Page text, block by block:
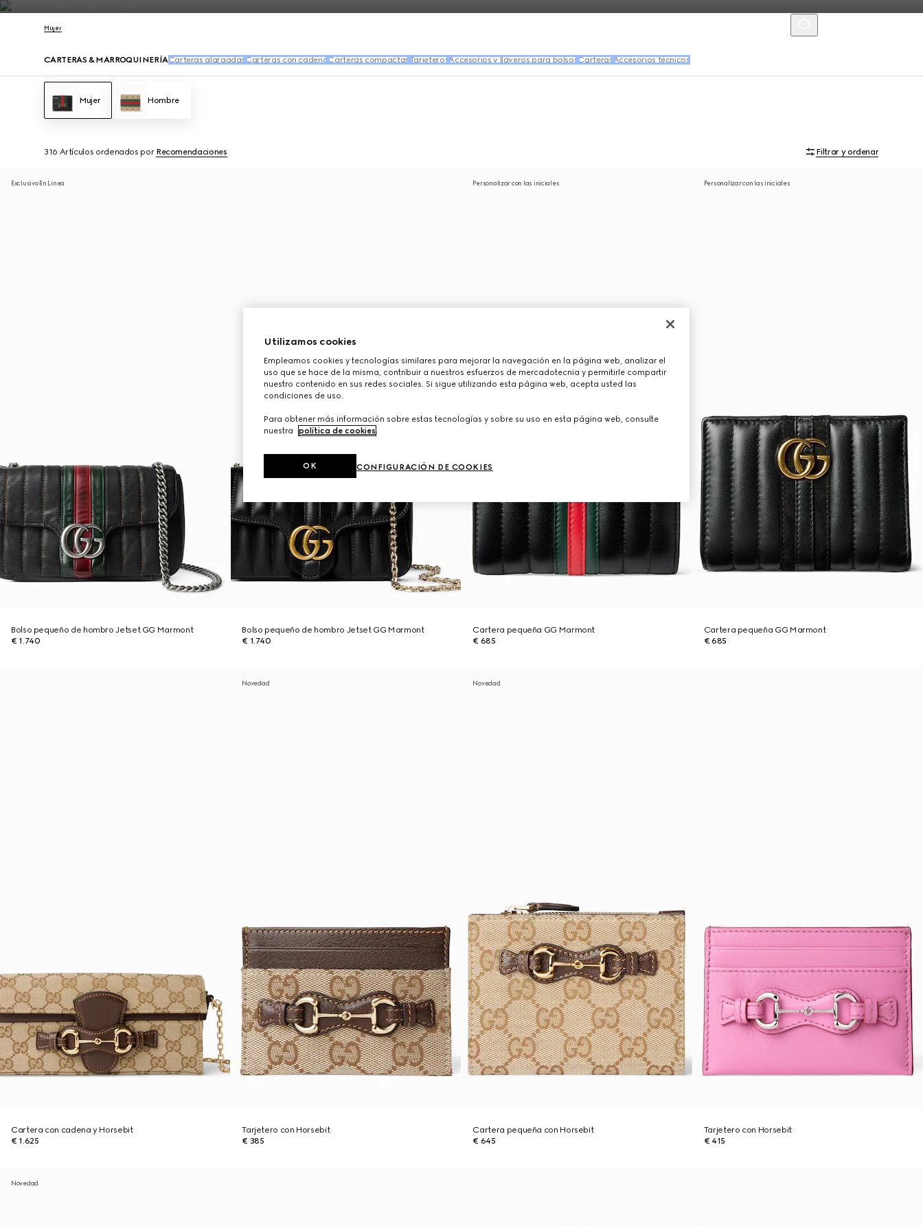
Póngase en contacto con nosotros
Mujer
CARTERAS & MARROQUINERÍACarteras alargadas Carteras con cadena Carteras compactas Tarjeteros Accesorios y llaveros para bolsos Carteras Accesorios técnicos
Mujer Hombre
316 Artículos ordenados por Recomendaciones Filtrar y ordenar
Exclusivo En Línea
Bolso pequeño de hombro Jetset GG Marmont
€ 1.740
Bolso pequeño de hombro Jetset GG Marmont
€ 1.740
Personalizar con las iniciales
Cartera pequeña GG Marmont
€ 685
Personalizar con las iniciales
Cartera pequeña GG Marmont
€ 685
Cartera con cadena y Horsebit
€ 1.625
Novedad
Tarjetero con Horsebit
€ 385
Novedad
Cartera pequeña con Horsebit
€ 645
Tarjetero con Horsebit
€ 415
Novedad
Utilizamos cookies
Empleamos cookies y tecnologías similares para mejorar la navegación en la página web, analizar el
uso que se hace de la misma, contribuir a nuestros esfuerzos de mercadotecnia y permitirle compartir
nuestro contenido en sus redes sociales. Si sigue utilizando esta página web, acepta usted las
condiciones de uso.
Para obtener más información sobre estas tecnologías y sobre su uso en esta página web, consulte
nuestra
política de cookies.
CONFIGURACIÓN DE COOKIES
OK